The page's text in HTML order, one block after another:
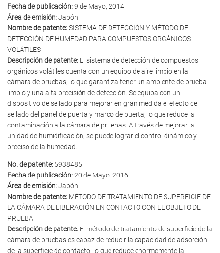
Fecha de publicación:9 de Mayo, 2014
Área de emisión:Japón
Nombre de patente:SISTEMA DE DETECCIÓN Y MÉTODO DE
DETECCIÓN DE HUMEDAD PARA COMPUESTOS ORGÁNICOS
VOLÁTILES
Descripción de patente: El sistema de detección de compuestos
orgánicos volátiles cuenta con un equipo de aire limpio en la
cámara de pruebas, lo que garantiza tener un ambiente de prueba
limpio y una alta precisión de detección. Se equipa con un
dispositivo de sellado para mejorar en gran medida el efecto de
sellado del panel de puerta y marco de puerta, lo que reduce la
contaminación a la cámara de pruebas. A través de mejorar la
unidad de humidificación, se puede lograr el control dinámico y
preciso de la humedad.
No. de patente: 5938485
Fecha de publicación:20 de Mayo, 2016
Área de emisión:Japón
Nombre de patente: MÉTODO DE TRATAMIENTO DE SUPERFICIE DE
LA CÁMARA DE LIBERACIÓN EN CONTACTO CON EL OBJETO DE
PRUEBA
Descripción de patente: El método de tratamiento de superficie de la
cámara de pruebas es capaz de reducir la capacidad de adsorción
de la superficie de contacto, lo que reduce enormemente la